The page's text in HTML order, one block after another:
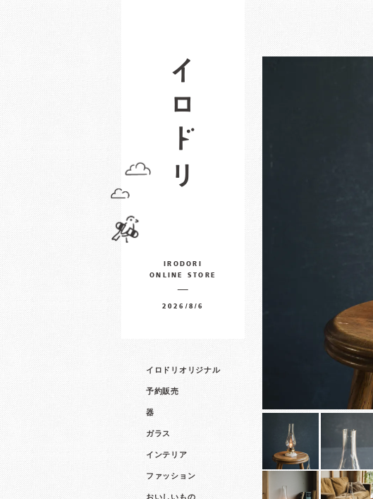
IRODORI
ONLINE STORE
2026/8/6
イロドリオリジナル
予約販売
器
ガラス
インテリア
ファッション
おいしいもの